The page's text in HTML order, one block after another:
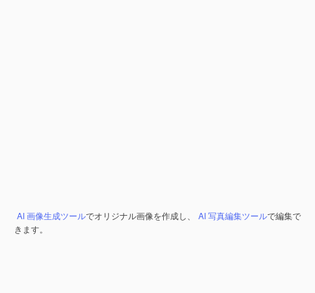
AI 画像生成ツールでオリジナル画像を作成し、 AI 写真編集ツールで編集で
きます。